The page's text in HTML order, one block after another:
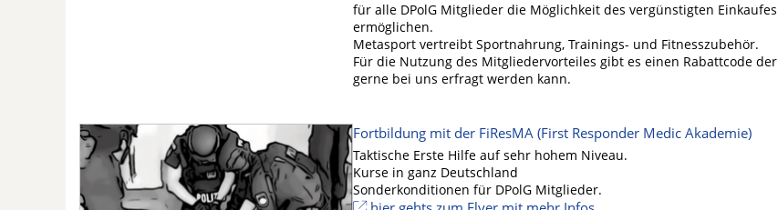
für alle DPolG Mitglieder die Möglichkeit des vergünstigten Einkaufes
ermöglichen.
Metasport vertreibt Sportnahrung, Trainings- und Fitnesszubehör.
Für die Nutzung des Mitgliedervorteiles gibt es einen Rabattcode der
gerne bei uns erfragt werden kann.
Fortbildung mit der FiResMA (First Responder Medic Akademie)
Taktische Erste Hilfe auf sehr hohem Niveau.
Kurse in ganz Deutschland
Sonderkonditionen für DPolG Mitglieder.